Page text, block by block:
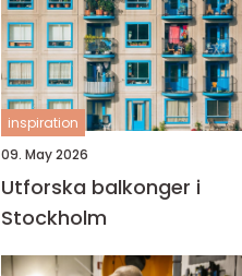
inspiration
09. May 2026
Utforska balkonger i
Stockholm